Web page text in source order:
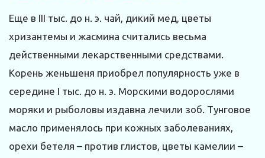
Еще в III тыс. до н. э. чай, дикий мед, цветы
хризантемы и жасмина считались весьма
действенными лекарственными средствами.
Корень женьшеня приобрел популярность уже в
середине I тыс. до н. э. Морскими водорослями
моряки и рыболовы издавна лечили зоб. Тунговое
масло применялось при кожных заболеваниях,
орехи бетеля – против глистов, цветы камелии –